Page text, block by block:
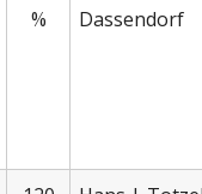
%
Dassendorf